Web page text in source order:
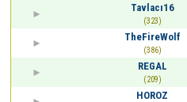
Tavlacı16
(323)
TheFireWolf
(386)
REGAL
(209)
HOROZ